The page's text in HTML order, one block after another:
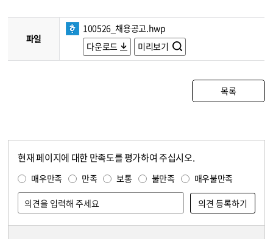
파일
100526_채용공고.hwp
다운로드
미리보기
목록
현재 페이지에 대한 만족도를 평가하여 주십시오.
매우만족 만족 보통 불만족 매우불만족